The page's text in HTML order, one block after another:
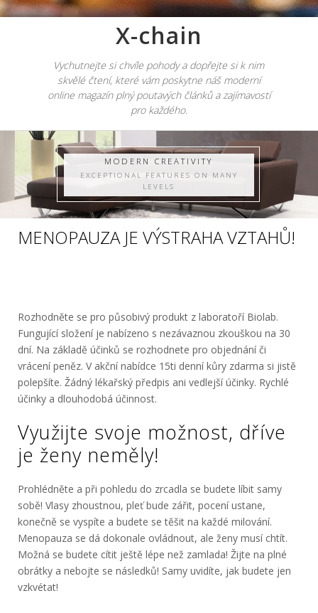
X-chain
Vychutnejte si chvíle pohody a dopřejte si k nim
skvělé čtení, které vám poskytne náš moderní
online magazín plný poutavých článků a zajímavostí
pro každého.
MODERN CREATIVITY
EXCEPTIONAL FEATURES ON MANY
LEVELS
MENOPAUZA JE VÝSTRAHA VZTAHŮ!
Rozhodněte se pro působivý produkt z laboratoří Biolab.
Fungující složení je nabízeno s nezávaznou zkouškou na 30
dní. Na základě účinků se rozhodnete pro objednání či
vrácení peněz. V akční nabídce 15ti denní kůry zdarma si jistě
polepšíte. Žádný lékařský předpis ani vedlejší účinky. Rychlé
účinky a dlouhodobá účinnost.
Využijte svoje možnost, dříve
je ženy neměly!
Prohlédněte a při pohledu do zrcadla se budete líbit samy
sobě! Vlasy zhoustnou, pleť bude zářit, pocení ustane,
konečně se vyspíte a budete se těšit na každé milování.
Menopauza se dá dokonale ovládnout, ale ženy musí chtít.
Možná se budete cítit ještě lépe než zamlada! Žijte na plné
obrátky a nebojte se následků! Samy uvidíte, jak budete jen
vzkvétat!